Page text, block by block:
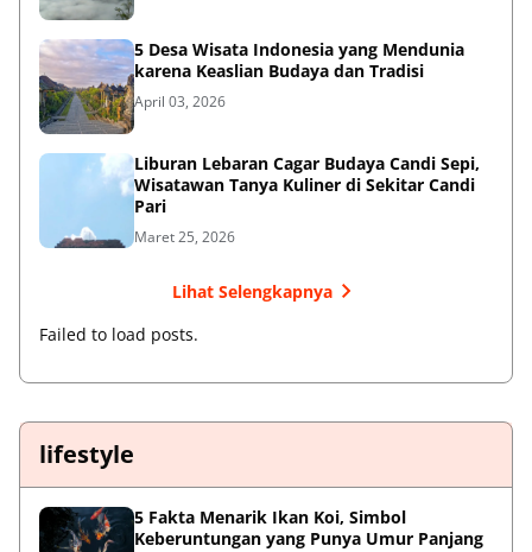
5 Desa Wisata Indonesia yang Mendunia
karena Keaslian Budaya dan Tradisi
April 03, 2026
Liburan Lebaran Cagar Budaya Candi Sepi,
Wisatawan Tanya Kuliner di Sekitar Candi
Pari
Maret 25, 2026
Lihat Selengkapnya
Failed to load posts.
lifestyle
5 Fakta Menarik Ikan Koi, Simbol
Keberuntungan yang Punya Umur Panjang